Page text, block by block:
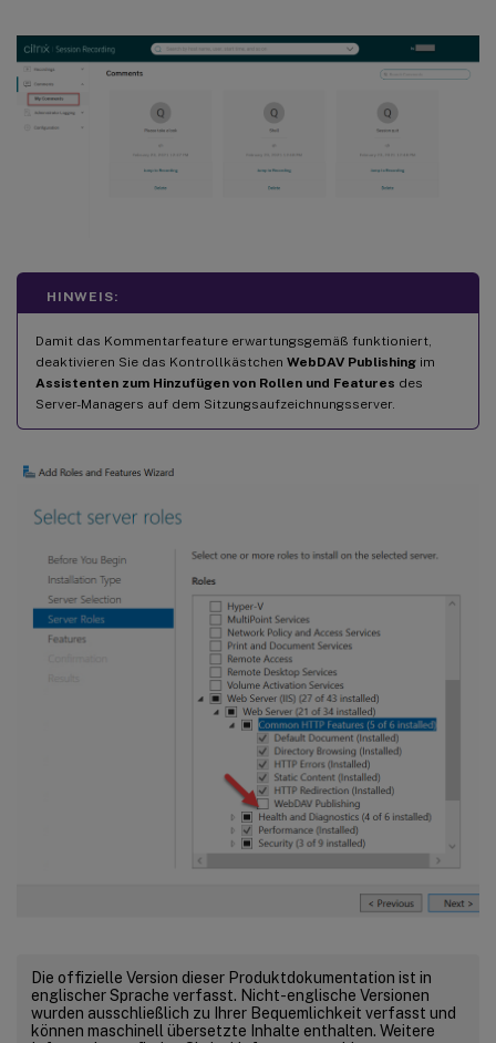
HINWEIS:
Damit das Kommentarfeature erwartungsgemäß funktioniert,
deaktivieren Sie das Kontrollkästchen WebDAV Publishing im
Assistenten zum Hinzufügen von Rollen und Features des
Server-Managers auf dem Sitzungsaufzeichnungsserver.
Die offizielle Version dieser Produktdokumentation ist in
englischer Sprache verfasst. Nicht-englische Versionen
wurden ausschließlich zu Ihrer Bequemlichkeit verfasst und
können maschinell übersetzte Inhalte enthalten. Weitere